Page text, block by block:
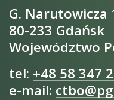
G. Narutowicza
80-233 Gdańsk
Województwo
tel: +48 58 347
e-mail: